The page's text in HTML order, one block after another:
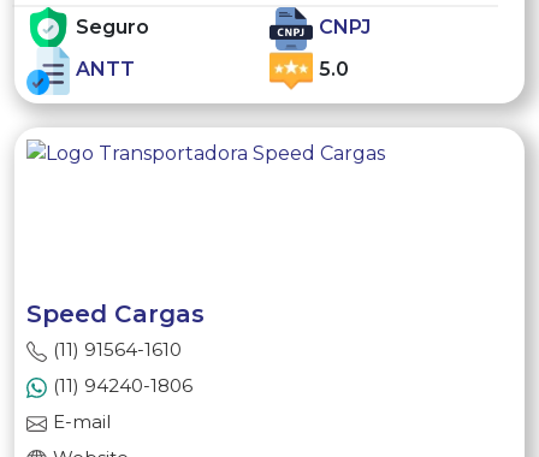
Seguro
CNPJ
ANTT
5.0
Speed Cargas
(11) 91564-1610
(11) 94240-1806
E-mail